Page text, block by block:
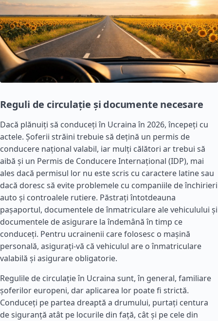
Reguli de circulație și documente necesare
Dacă plănuiți să conduceți în Ucraina în 2026, începeți cu
actele. Șoferii străini trebuie să dețină un permis de
conducere național valabil, iar mulți călători ar trebui să
aibă și un Permis de Conducere Internațional (IDP), mai
ales dacă permisul lor nu este scris cu caractere latine sau
dacă doresc să evite problemele cu companiile de închirieri
auto și controalele rutiere. Păstrați întotdeauna
pașaportul, documentele de înmatriculare ale vehiculului și
documentele de asigurare la îndemână în timp ce
conduceți. Pentru ucrainenii care folosesc o mașină
personală, asigurați-vă că vehiculul are o înmatriculare
valabilă și asigurare obligatorie.
Regulile de circulație în Ucraina sunt, în general, familiare
șoferilor europeni, dar aplicarea lor poate fi strictă.
Conduceți pe partea dreaptă a drumului, purtați centura
de siguranță atât pe locurile din față, cât și pe cele din